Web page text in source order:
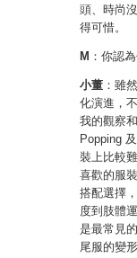
頭、時尚
得可惜。
M ：你認
小董 ：雖
化演進，
我的觀察
Popping
裝上比較
喜歡的服
搭配選擇
度到肢體
是最常見
尾服的變